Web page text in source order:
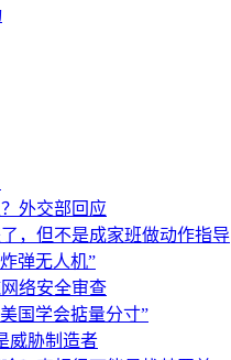
外交部回应
，但不是成家班做动作指导
弹无人机”
络安全审查
国学会掂量分寸”
威胁制造者